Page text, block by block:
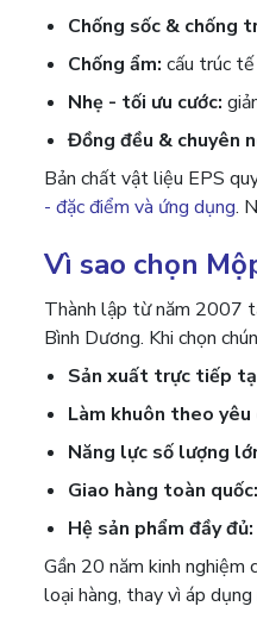
Chống sốc & chống
Chống ẩm: cấu trúc
Nhẹ - tối ưu cước:
Đồng đều & chuyên
Bản chất vật liệu EPS
- đặc điểm và ứng dụng.
Vì sao chọn
Thành lập từ năm 2007
Bình Dương. Khi chọn
Sản xuất trực tiếp
Làm khuôn theo yêu
Năng lực số lượng
Giao hàng toàn quốc:
Hệ sản phẩm đầy đủ:
Gần 20 năm kinh
loại hàng, thay vì áp